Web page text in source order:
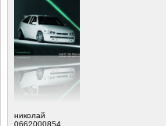
николай
0662000854